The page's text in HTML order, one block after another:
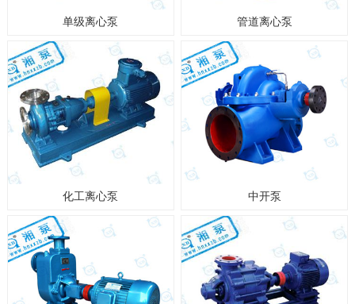
单级离心泵 管道离心泵
化工离心泵 中开泵